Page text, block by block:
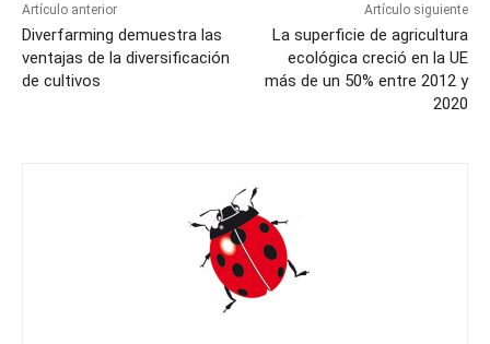
Artículo anterior
Diverfarming demuestra las
ventajas de la diversificación
de cultivos
Artículo siguiente
La superficie de agricultura
ecológica creció en la UE
más de un 50% entre 2012 y
2020